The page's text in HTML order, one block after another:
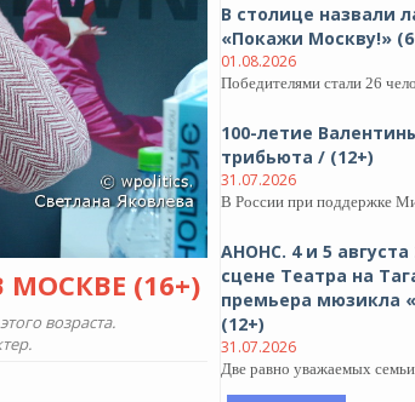
МОСКВЕ (16+)
возраста.
В столице назвали
«Покажи Москву!»
01.08.2026
Победителями стали 26
100-летие
трибьюта / (12+)
31.07.2026
В России при поддержке
АНОНС. 4 и 5
сцене Театра на
премьера мюзикла
(12+)
31.07.2026
Две равно уважаемых